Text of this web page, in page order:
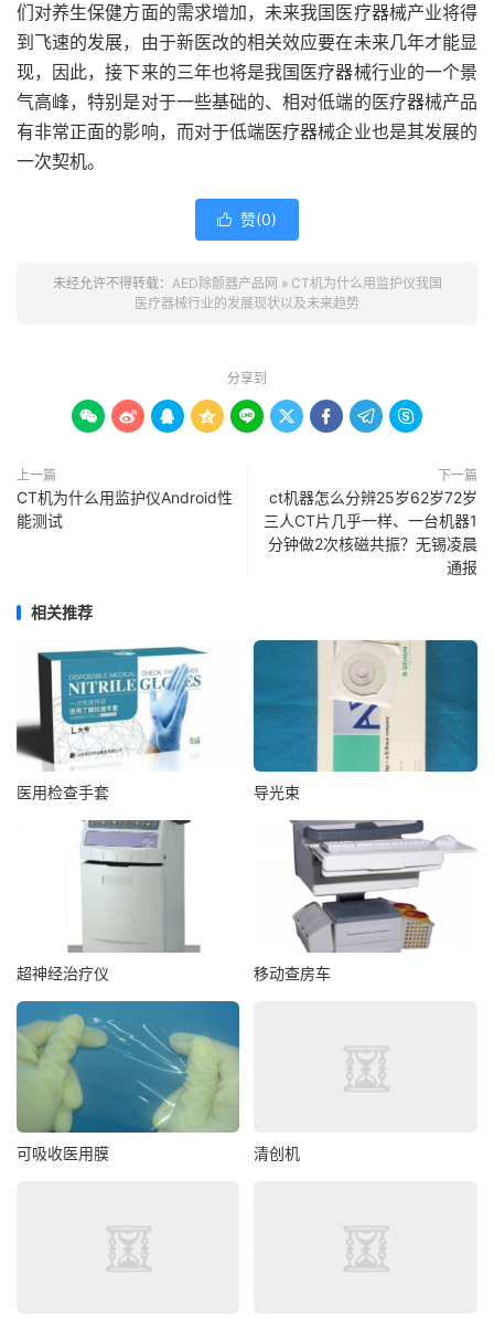
们对养生保健方面的需求增加，未来我国医疗器械产业将得
到飞速的发展，由于新医改的相关效应要在未来几年才能显
现，因此，接下来的三年也将是我国医疗器械行业的一个景
气高峰，特别是对于一些基础的、相对低端的医疗器械产品
有非常正面的影响，而对于低端医疗器械企业也是其发展的
一次契机。
 赞(0)
未经允许不得转载： AED除颤器产品网 » CT机为什么用监护仪我国
医疗器械行业的发展现状以及未来趋势
分享到
        
上一篇
CT机为什么用监护仪Android性
能测试
下一篇
ct机器怎么分辨25岁62岁72岁
三人CT片几乎一样、一台机器1
分钟做2次核磁共振？无锡凌晨
通报
相关推荐
医用检查手套 导光束
超神经治疗仪 移动查房车
可吸收医用膜 清创机